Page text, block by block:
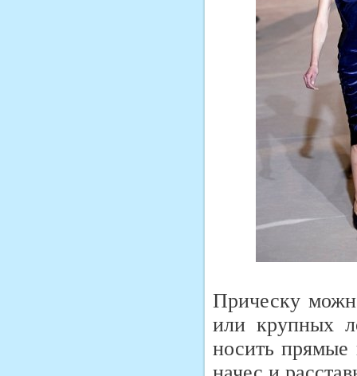
Прическу
или крупных
носить